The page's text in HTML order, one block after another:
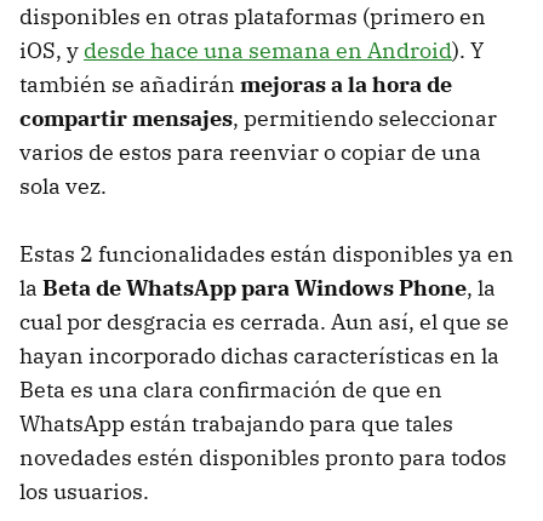
disponibles en otras plataformas (primero en
iOS, y desde hace una semana en Android). Y
también se añadirán mejoras a la hora de
compartir mensajes, permitiendo seleccionar
varios de estos para reenviar o copiar de una
sola vez.
Estas 2 funcionalidades están disponibles ya en
la Beta de WhatsApp para Windows Phone, la
cual por desgracia es cerrada. Aun así, el que se
hayan incorporado dichas características en la
Beta es una clara confirmación de que en
WhatsApp están trabajando para que tales
novedades estén disponibles pronto para todos
los usuarios.